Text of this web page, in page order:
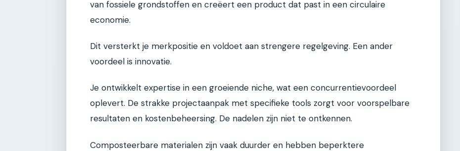
van fossiele grondstoffen en creëert een product dat past in een circulaire
economie.
Dit versterkt je merkpositie en voldoet aan strengere regelgeving. Een ander
voordeel is innovatie.
Je ontwikkelt expertise in een groeiende niche, wat een concurrentievoordeel
oplevert. De strakke projectaanpak met specifieke tools zorgt voor voorspelbare
resultaten en kostenbeheersing. De nadelen zijn niet te ontkennen.
Composteerbare materialen zijn vaak duurder en hebben beperktere